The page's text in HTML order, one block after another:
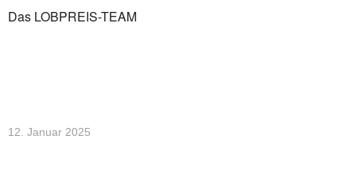
Das LOBPREIS-TEAM
12. Januar 2025